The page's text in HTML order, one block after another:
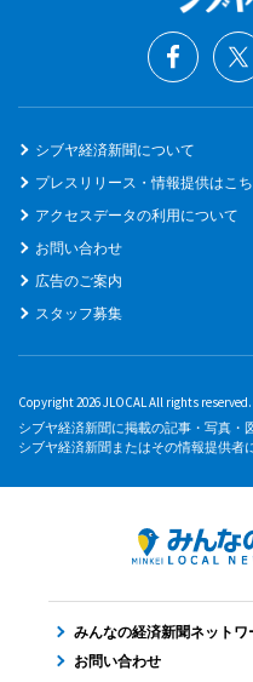
シブヤ経済新聞について
プレスリリース・情報提供はこ
アクセスデータの利用について
お問い合わせ
広告のご案内
スタッフ募集
Copyright 2026 JLOCAL All rights reserved.
シブヤ経済新聞に掲載の記事・写真・
シブヤ経済新聞またはその情報提供者
みんなの経済新聞ネットワ
お問い合わせ